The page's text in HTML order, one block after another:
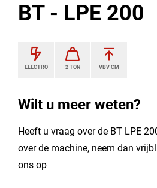
BT - LPE 200
ELECTRO 2 TON VBV CM
Wilt u meer weten?
Heeft u vraag over de BT LPE
over de machine, neem dan
ons op